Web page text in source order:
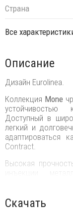
Страна
Все
Описание
Дизайн Eurolinea.
Коллекция Mone
Доступный в
легкий и
Contract.
Высокая
инъекции
сертификат CATAS
наружного
Скачать